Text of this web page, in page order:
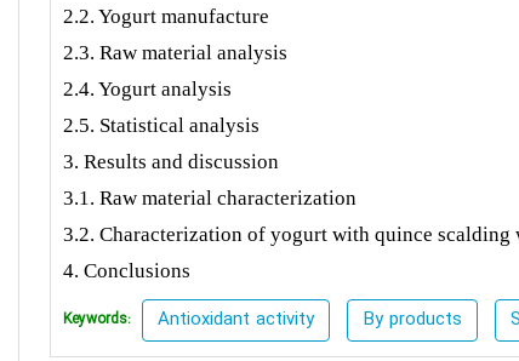
2.2. Yogurt manufacture
2.3. Raw material analysis
2.4. Yogurt analysis
2.5. Statistical analysis
3. Results and discussion
3.1. Raw material characterization
3.2. Characterization of yogurt with quince scalding
4. Conclusions
Keywords: Antioxidant activity By products